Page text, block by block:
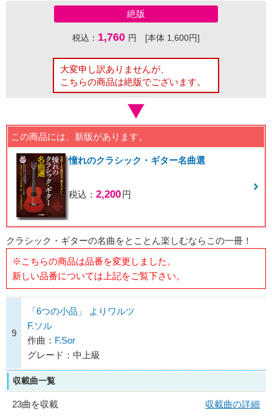
絶版
税込： 1,760 円 [本体 1,600円]
大変申し訳ありませんが、
こちらの商品は絶版でございます。
この商品には、新版があります。
憧れのクラシック・ギター名曲選
税込： 2,200円
クラシック・ギターの名曲をとことん楽しむならこの一冊！
※こちらの商品は品番を変更しました。
新しい品番については上記をご覧下さい。
9
「6つの小品」 よりワルツ
F.ソル
作曲： F.Sor
グレード：中上級
収載曲一覧
23曲を収載
収載曲の詳細